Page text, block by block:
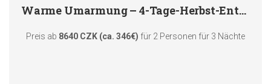
Warme Umarmung – 4-Tage-Herbst-Entspannungspaket
Preis ab 8640 CZK (ca. 346€) für 2 Personen für 3 Nächte